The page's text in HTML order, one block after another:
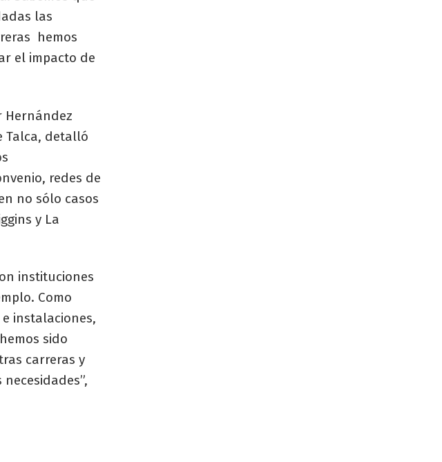
las
hemos
el impacto de
Hernández
Talca, detalló
redes de
no sólo casos
y La
instituciones
Como
instalaciones,
sido
carreras y